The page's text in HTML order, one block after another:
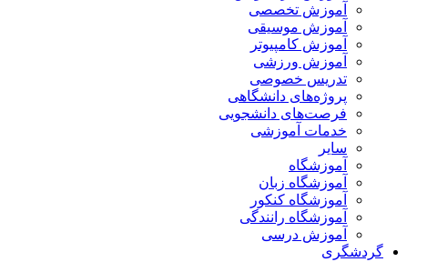
آموزش تخصصی
آموزش موسیقی
آموزش کامپیوتر
آموزش ورزشی
تدریس خصوصی
پروژه‌های دانشگاهی
فرصت‌های دانشجویی
خدمات آموزشی
سایر
آموزشگاه
آموزشگاه زبان
آموزشگاه کنکور
آموزشگاه رانندگی
آموزش درسی
گردشگری